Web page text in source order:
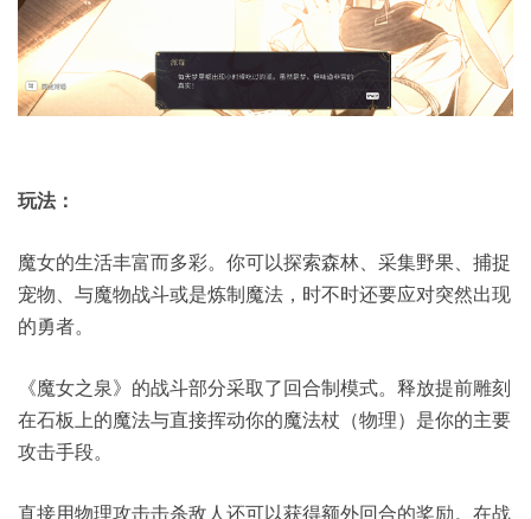
玩法：
魔女的生活丰富而多彩。你可以探索森林、采集野果、捕捉
宠物、与魔物战斗或是炼制魔法，时不时还要应对突然出现
的勇者。
《魔女之泉》的战斗部分采取了回合制模式。释放提前雕刻
在石板上的魔法与直接挥动你的魔法杖（物理）是你的主要
攻击手段。
直接用物理攻击击杀敌人还可以获得额外回合的奖励。在战